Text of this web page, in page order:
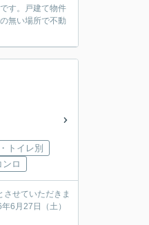
す。戸建て物件
無い場所で不動
トイレ別
ンロ